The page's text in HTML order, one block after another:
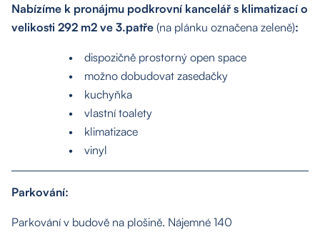
Nabízíme k pronájmu podkrovní kancelář s klimatizací o
velikosti 292 m2 ve 3.patře (na plánku označena zeleně):
• dispozičně prostorný open space
• možno dobudovat zasedačky
• kuchyňka
• vlastní toalety
• klimatizace
• vinyl
Parkování:
Parkování v budově na plošině. Nájemné 140